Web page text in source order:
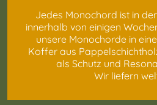
Jedes Monochord ist in
innerhalb von einigen
unsere Monochorde in
Koffer aus
als Schutz und
Wir liefern